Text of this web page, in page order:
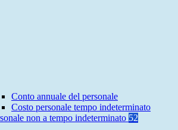
Conto annuale del personale
Costo personale tempo indeterminato
non a tempo indeterminato 52